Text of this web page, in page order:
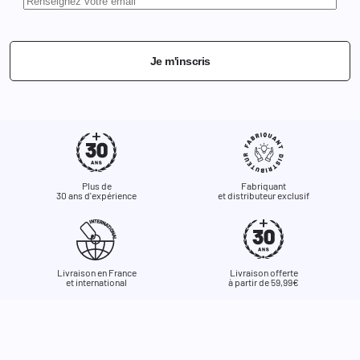
Je m'inscris
Plus de
30 ans d'expérience
Fabriquant
et distributeur exclusif
Livraison en France
et international
Livraison offerte
à partir de 59,99€